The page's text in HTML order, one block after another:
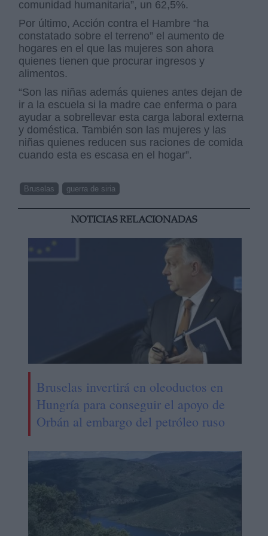
comunidad humanitaria”, un 62,5%.
Por último, Acción contra el Hambre “ha
constatado sobre el terreno” el aumento de
hogares en el que las mujeres son ahora
quienes tienen que procurar ingresos y
alimentos.
“Son las niñas además quienes antes dejan de
ir a la escuela si la madre cae enferma o para
ayudar a sobrellevar esta carga laboral externa
y doméstica. También son las mujeres y las
niñas quienes reducen sus raciones de comida
cuando esta es escasa en el hogar”.
Bruselas guerra de siria
NOTICIAS RELACIONADAS
Bruselas invertirá en oleoductos en
Hungría para conseguir el apoyo de
Orbán al embargo del petróleo ruso